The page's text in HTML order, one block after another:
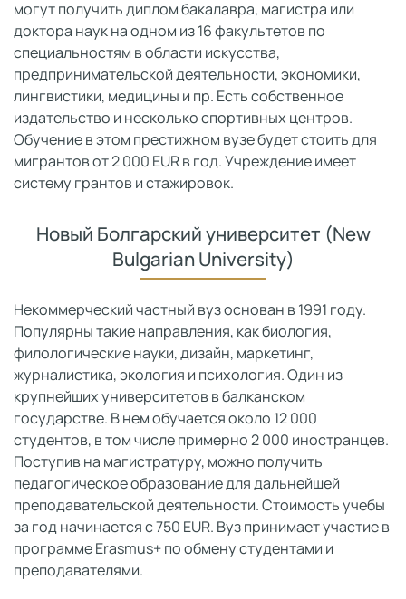
могут получить диплом бакалавра, магистра или
доктора наук на одном из 16 факультетов по
специальностям в области искусства,
предпринимательской деятельности, экономики,
лингвистики, медицины и пр. Есть собственное
издательство и несколько спортивных центров.
Обучение в этом престижном вузе будет стоить для
мигрантов от 2 000 EUR в год. Учреждение имеет
систему грантов и стажировок.
Новый Болгарский университет (New
Bulgarian University)
Некоммерческий частный вуз основан в 1991 году.
Популярны такие направления, как биология,
филологические науки, дизайн, маркетинг,
журналистика, экология и психология. Один из
крупнейших университетов в балканском
государстве. В нем обучается около 12 000
студентов, в том числе примерно 2 000 иностранцев.
Поступив на магистратуру, можно получить
педагогическое образование для дальнейшей
преподавательской деятельности. Стоимость учебы
за год начинается с 750 EUR. Вуз принимает участие в
программе Erasmus+ по обмену студентами и
преподавателями.